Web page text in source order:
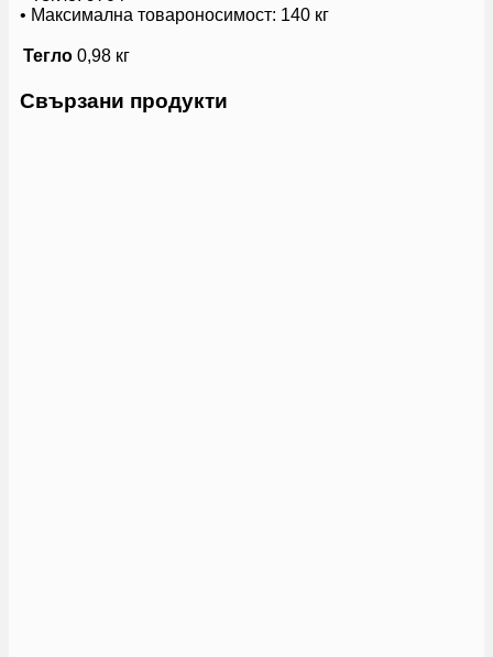
• Максимална товароносимост: 140 кг
Тегло 0,98 кг
Свързани продукти